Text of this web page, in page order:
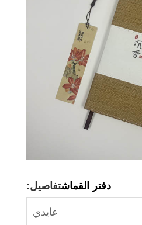
دفتر القماشتفاصيل:
عايدي